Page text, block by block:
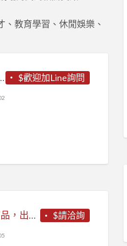
教育學習、休閒娛樂、
$歡迎加Line詢問
即可參加抽獎活動！
$請洽詢
即日起來永茂二手家具購買商品，出示此活動照片，打卡上傳粉絲頁即享有75折優惠